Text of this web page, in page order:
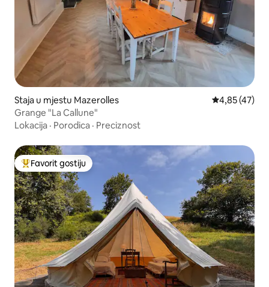
Staja u mjestu Mazerolles Prosječna
4,85 (47)
Grange "La Callune"
Lokacija · Porodica · Preciznost
Glavni favorit gostiju
Favorit gostiju